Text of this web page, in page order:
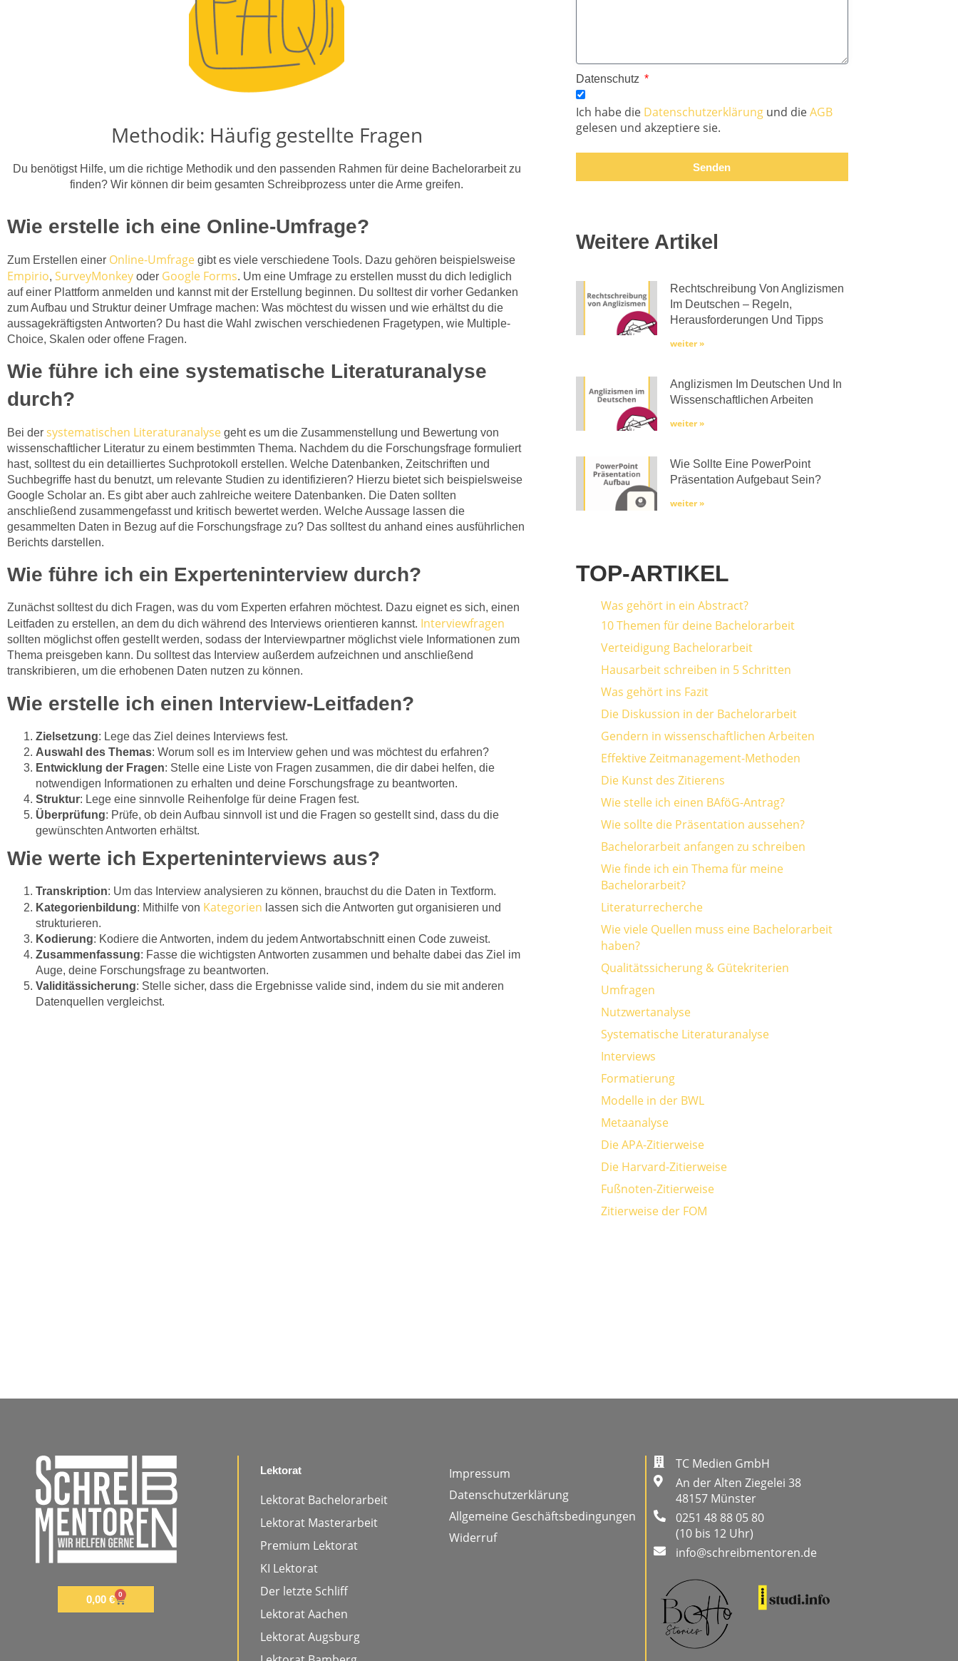
Methodik: Häufig gestellte Fragen
Du benötigst Hilfe, um die richtige Methodik und den passenden Rahmen für deine Bachelorarbeit zu
finden? Wir können dir beim gesamten Schreibprozess unter die Arme greifen.
Wie erstelle ich eine Online-Umfrage?
Zum Erstellen einer Online-Umfrage gibt es viele verschiedene Tools. Dazu gehören beispielsweise
Empirio, SurveyMonkey oder Google Forms. Um eine Umfrage zu erstellen musst du dich lediglich
auf einer Plattform anmelden und kannst mit der Erstellung beginnen. Du solltest dir vorher Gedanken
zum Aufbau und Struktur deiner Umfrage machen: Was möchtest du wissen und wie erhältst du die
aussagekräftigsten Antworten? Du hast die Wahl zwischen verschiedenen Fragetypen, wie Multiple-
Choice, Skalen oder offene Fragen.
Wie führe ich eine systematische Literaturanalyse
durch?
Bei der systematischen Literaturanalyse geht es um die Zusammenstellung und Bewertung von
wissenschaftlicher Literatur zu einem bestimmten Thema. Nachdem du die Forschungsfrage formuliert
hast, solltest du ein detailliertes Suchprotokoll erstellen. Welche Datenbanken, Zeitschriften und
Suchbegriffe hast du benutzt, um relevante Studien zu identifizieren? Hierzu bietet sich beispielsweise
Google Scholar an. Es gibt aber auch zahlreiche weitere Datenbanken. Die Daten sollten
anschließend zusammengefasst und kritisch bewertet werden. Welche Aussage lassen die
gesammelten Daten in Bezug auf die Forschungsfrage zu? Das solltest du anhand eines ausführlichen
Berichts darstellen.
Wie führe ich ein Experteninterview durch?
Zunächst solltest du dich Fragen, was du vom Experten erfahren möchtest. Dazu eignet es sich, einen
Leitfaden zu erstellen, an dem du dich während des Interviews orientieren kannst. Interviewfragen
sollten möglichst offen gestellt werden, sodass der Interviewpartner möglichst viele Informationen zum
Thema preisgeben kann. Du solltest das Interview außerdem aufzeichnen und anschließend
transkribieren, um die erhobenen Daten nutzen zu können.
Wie erstelle ich einen Interview-Leitfaden?
Zielsetzung: Lege das Ziel deines Interviews fest.
Auswahl des Themas: Worum soll es im Interview gehen und was möchtest du erfahren?
Entwicklung der Fragen: Stelle eine Liste von Fragen zusammen, die dir dabei helfen, die
notwendigen Informationen zu erhalten und deine Forschungsfrage zu beantworten.
Struktur: Lege eine sinnvolle Reihenfolge für deine Fragen fest.
Überprüfung: Prüfe, ob dein Aufbau sinnvoll ist und die Fragen so gestellt sind, dass du die
gewünschten Antworten erhältst.
Wie werte ich Experteninterviews aus?
Transkription: Um das Interview analysieren zu können, brauchst du die Daten in Textform.
Kategorienbildung: Mithilfe von Kategorien lassen sich die Antworten gut organisieren und
strukturieren.
Kodierung: Kodiere die Antworten, indem du jedem Antwortabschnitt einen Code zuweist.
Zusammenfassung: Fasse die wichtigsten Antworten zusammen und behalte dabei das Ziel im
Auge, deine Forschungsfrage zu beantworten.
Validitässicherung: Stelle sicher, dass die Ergebnisse valide sind, indem du sie mit anderen
Datenquellen vergleichst.
Datenschutz
Ich habe die Datenschutzerklärung und dieAGB
gelesen und akzeptiere sie.
Senden
Weitere Artikel
Rechtschreibung Von Anglizismen
Im Deutschen – Regeln,
Herausforderungen Und Tipps
weiter »
Anglizismen Im Deutschen Und In
Wissenschaftlichen Arbeiten
weiter »
Wie Sollte Eine PowerPoint
Präsentation Aufgebaut Sein?
weiter »
TOP-ARTIKEL
Was gehört in ein Abstract?
10 Themen für deine Bachelorarbeit
Verteidigung Bachelorarbeit
Hausarbeit schreiben in 5 Schritten
Was gehört ins Fazit
Die Diskussion in der Bachelorarbeit
Gendern in wissenschaftlichen Arbeiten
Effektive Zeitmanagement-Methoden
Die Kunst des Zitierens
Wie stelle ich einen BAföG-Antrag?
Wie sollte die Präsentation aussehen?
Bachelorarbeit anfangen zu schreiben
Wie finde ich ein Thema für meine
Bachelorarbeit?
Literaturrecherche
Wie viele Quellen muss eine Bachelorarbeit
haben?
Qualitätssicherung & Gütekriterien
Umfragen
Nutzwertanalyse
Systematische Literaturanalyse
Interviews
Formatierung
Modelle in der BWL
Metaanalyse
Die APA-Zitierweise
Die Harvard-Zitierweise
Fußnoten-Zitierweise
Zitierweise der FOM
0,00 € 0
Lektorat
Lektorat Bachelorarbeit
Lektorat Masterarbeit
Premium Lektorat
KI Lektorat
Der letzte Schliff
Lektorat Aachen
Lektorat Augsburg
Impressum
Datenschutzerklärung
Allgemeine Geschäftsbedingungen
Widerruf
TC Medien GmbH
An der Alten Ziegelei 38
48157 Münster
0251 48 88 05 80
(10 bis 12 Uhr)
info@schreibmentoren.de